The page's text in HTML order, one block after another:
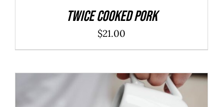
Twice Cooked Pork
$21.00